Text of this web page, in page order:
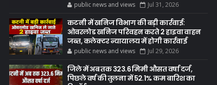
public news and views Jul 31, 2026
कटनी में खनिज विभाग की बड़ी कार्रवाई:
ओवरलोड खनिज परिवहन करते 2 हाइवा वाहन
जब्त, कलेक्टर न्यायालय में होगी कार्रवाई
public news and views Jul 29, 2026
जिले में अब तक 323.6 मिमी औसत वर्षा दर्ज,
पिछले वर्ष की तुलना में 52.1% कम बारिश का